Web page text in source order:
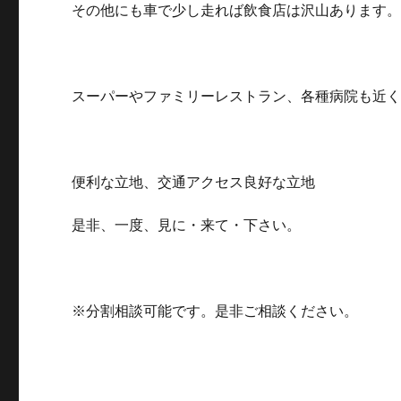
その他にも車で少し走れば飲食店は沢山あります。
スーパーやファミリーレストラン、各種病院も近く
便利な立地、交通アクセス良好な立地
是非、一度、見に・来て・下さい。
※分割相談可能です。是非ご相談ください。